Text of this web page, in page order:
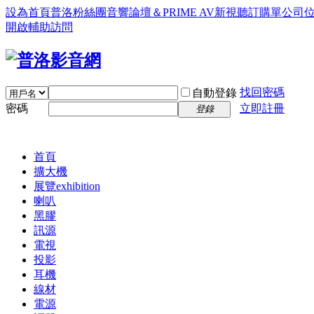
設為首頁普洛粉絲團音響論壇＆PRIME AV新視聽訂購單公司
開啟輔助訪問
自動登錄 找回密碼
密碼
登錄 立即註冊
首頁
擴大機
展覽exhibition
喇叭
黑膠
訊源
電視
投影
耳機
線材
電源